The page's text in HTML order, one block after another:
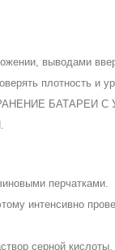
выводами
плотность и
ХРАНЕНИЕ
перчатками.
интенсивно
серной